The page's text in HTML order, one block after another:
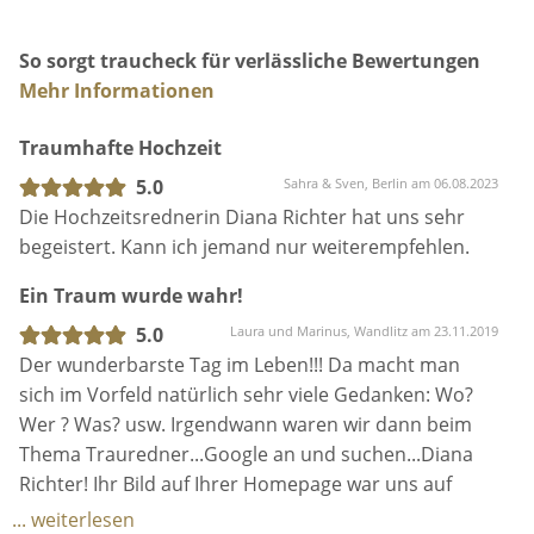
So sorgt traucheck für verlässliche Bewertungen
Mehr Informationen
Traumhafte Hochzeit
5.0
Sahra & Sven, Berlin am 06.08.2023
Die Hochzeitsrednerin Diana Richter hat uns sehr
begeistert. Kann ich jemand nur weiterempfehlen.
Ein Traum wurde wahr!
5.0
Laura und Marinus, Wandlitz am 23.11.2019
Der wunderbarste Tag im Leben!!! Da macht man
sich im Vorfeld natürlich sehr viele Gedanken: Wo?
Wer ? Was? usw. Irgendwann waren wir dann beim
Thema Trauredner...Google an und suchen...Diana
Richter! Ihr Bild auf Ihrer Homepage war uns auf
Anhieb sehr sympathisch, zufälligerweise war am
... weiterlesen